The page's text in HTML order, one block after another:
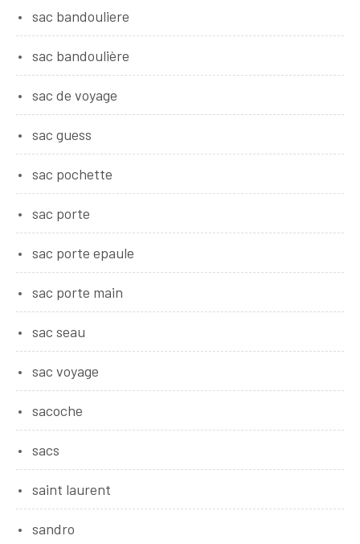
sac bandouliere
sac bandoulière
sac de voyage
sac guess
sac pochette
sac porte
sac porte epaule
sac porte main
sac seau
sac voyage
sacoche
sacs
saint laurent
sandro